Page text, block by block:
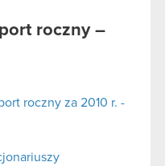
roczny –
roczny za 2010 r. -